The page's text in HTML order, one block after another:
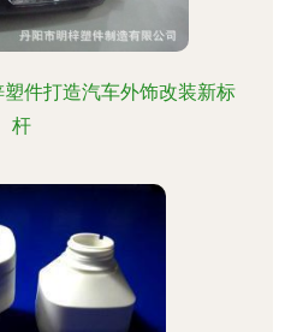
件打造汽车外饰改装新标
杆